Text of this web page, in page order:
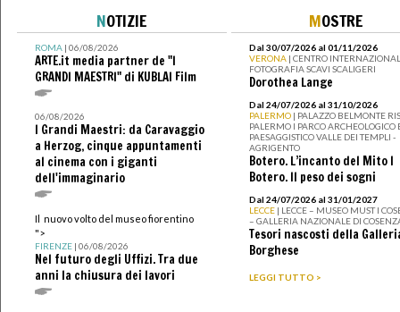
NOTIZIE
ROMA| 06/08/2026
ARTE.it media partner de "I
GRANDI MAESTRI" di KUBLAI Film
06/08/2026
I Grandi Maestri: da Caravaggio
a Herzog, cinque appuntamenti
al cinema con i giganti
dell'immaginario
Il nuovo volto del museo fiorentino
">
FIRENZE| 06/08/2026
Nel futuro degli Uffizi. Tra due
anni la chiusura dei lavori
MOSTRE
Dal 30/07/2026 al 01/11/2026
VERONA | CENTRO
FOTOGRAFIA SCAVI SCALIGERI
Dorothea Lange
Dal 24/07/2026 al 31/10/2026
PALERMO | PALAZZO BELMONTE
PALERMO I PARCO ARCHEOLOGICO
PAESAGGISTICO VALLE DEI TEMPLI -
AGRIGENTO
Botero. L’incanto del Mito I
Botero. Il peso dei sogni
Dal 24/07/2026 al 31/01/2027
LECCE | LECCE – MUSEO MUST I
– GALLERIA NAZIONALE DI
Tesori nascosti della
Borghese
LEGGI TUTTO >